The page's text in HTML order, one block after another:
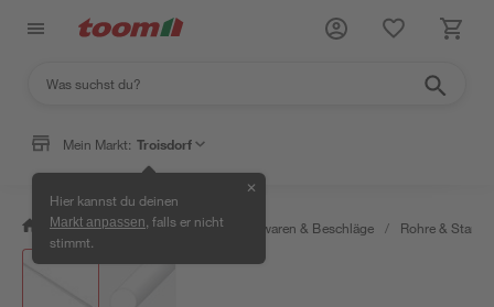
Mein Markt: Troisdorf
Hier kannst du deinen
Markt anpassen , falls er nicht
stimmt.
✕
/ Werkstatt & Maschinen / Eisenwaren & Beschläge / Rohre &